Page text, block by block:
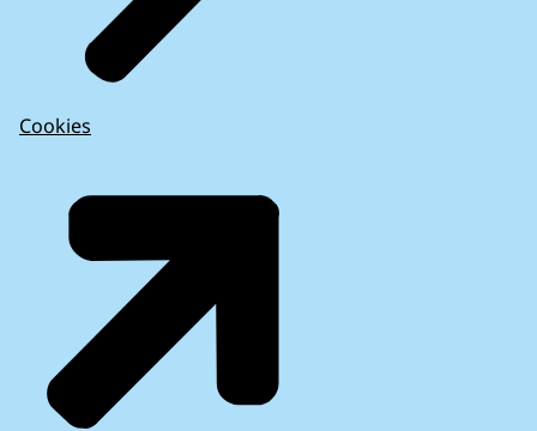
Cookies